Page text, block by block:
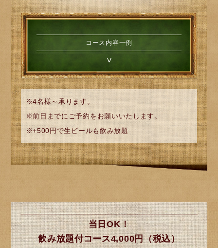
コース内容一例
※4名様～承ります。
※前日までにご予約をお願いいたします。
※+500円で生ビールも飲み放題
当日OK！
飲み放題付コース4,000円（税込）